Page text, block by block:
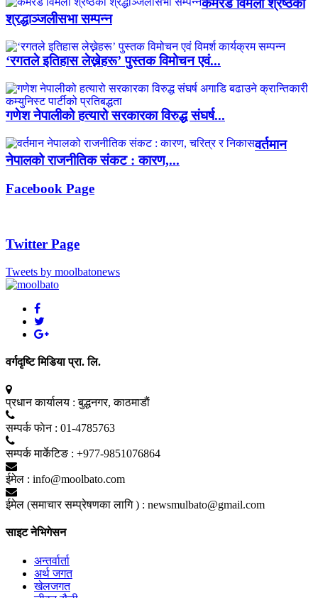
कमरेड विमला श्रेष्ठको
श्रद्धाञ्जलीसभा सम्पन्न
‘रगतले इतिहास लेख्नेहरू’ पुस्तक विमोचन एवं...
गणेश नेपालीको हत्यारो सरकारका विरुद्ध संघर्ष...
वर्तमान
नेपालको राजनीतिक संकट : कारण,...
Facebook Page
Twitter Page
Tweets by moolbatonews
वर्गदृष्टि मिडिया प्रा. लि.
प्रधान कार्यालय : बुद्धनगर, काठमाडाैं
सम्पर्क फाेन : 01-4785763
सम्पर्क मार्केटिङ : +977-9851076864
ईमेल : info@moolbato.com
ईमेल (समाचार सम्प्रेषणका लागि ) : newsmulbato@gmail.com
साइट नेभिगेसन
अन्तर्वार्ता
अर्थ जगत
खेलजगत